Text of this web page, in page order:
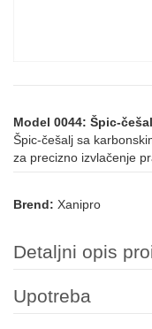
Model 0044: Špic-
Špic-češalj sa
za precizno izvlačenje
Brend: Xanipro
Detaljni opis
Upotreba